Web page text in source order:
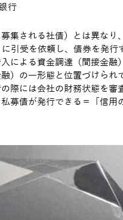
行
集される社債）とは異なり
引受を依頼し、債券を発行
による資金調達（間接金融
）の一形態と位置づけられ
際には会社の財務状態を審
募債が発行できる＝「信用